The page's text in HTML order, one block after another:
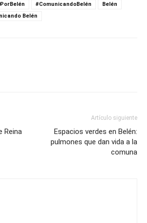
#ComunicandoBelén
Belén
Belén
Reina
Artículo siguiente
Espacios verdes en Belén:
pulmones que dan vida a la
comuna